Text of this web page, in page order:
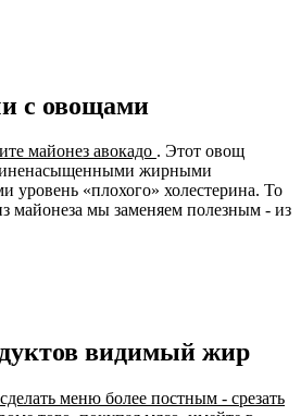
с овощами
майонез авокадо . Этот овощ
жирными
«плохого» холестерина. То
майонеза мы заменяем полезным - из
видимый жир
меню более постным - срезать